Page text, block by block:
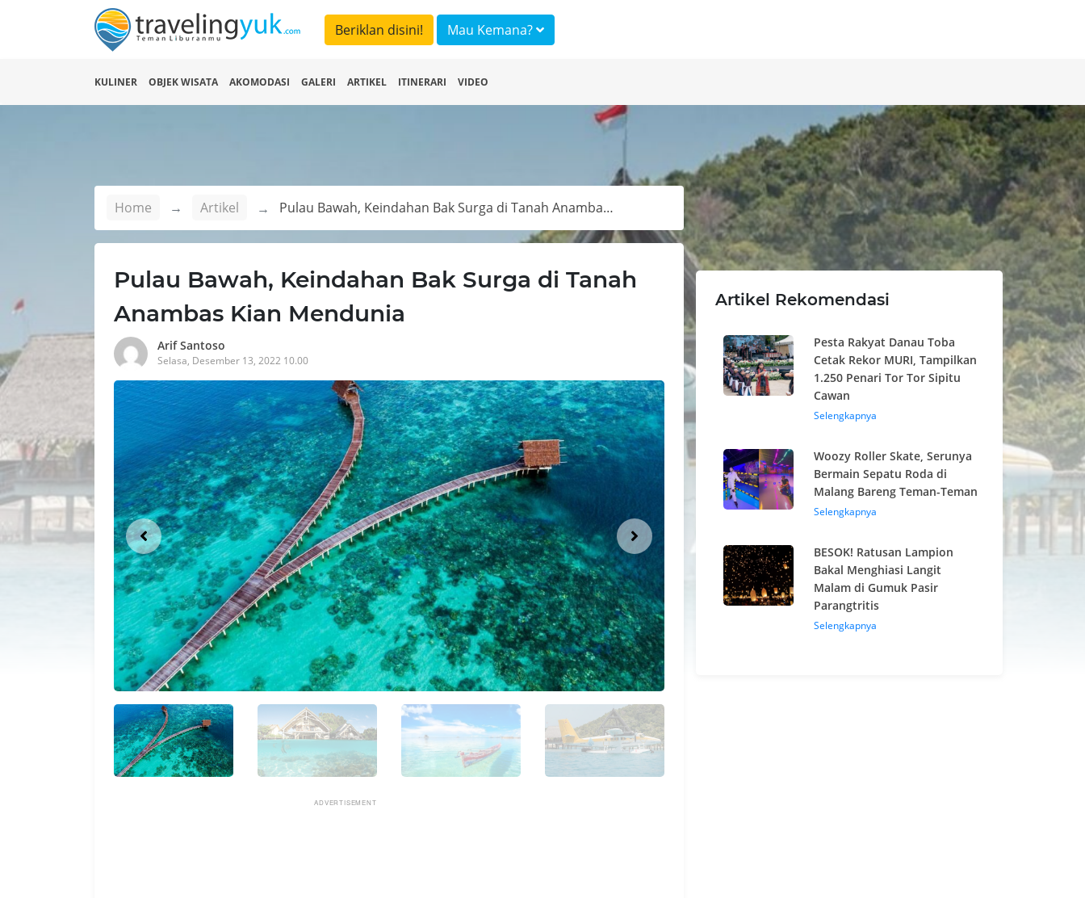
Beriklan disini! Mau Kemana?
KULINER OBJEK WISATA AKOMODASI GALERI ARTIKEL ITINERARI VIDEO
Home Artikel Pulau Bawah, Keindahan Bak Surga di Tanah Anambas Kian Mendunia
Pulau Bawah, Keindahan Bak Surga di Tanah
Anambas Kian Mendunia
Arif Santoso
Selasa, Desember 13, 2022 10.00
ADVERTISEMENT
Artikel Rekomendasi
Pesta Rakyat Danau Toba
Cetak Rekor MURI, Tampilkan
1.250 Penari Tor Tor Sipitu
Cawan
Selengkapnya
Woozy Roller Skate, Serunya
Bermain Sepatu Roda di
Malang Bareng Teman-Teman
Selengkapnya
BESOK! Ratusan Lampion
Bakal Menghiasi Langit
Malam di Gumuk Pasir
Parangtritis
Selengkapnya